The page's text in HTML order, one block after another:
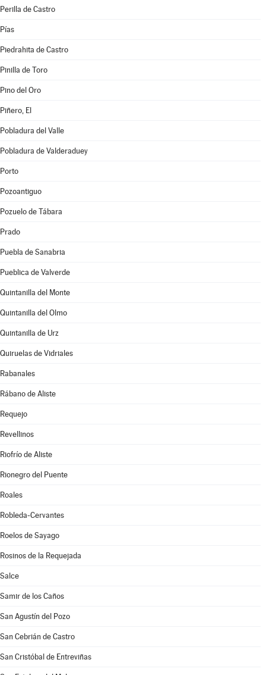
Perilla de Castro
Pías
Piedrahita de Castro
Pinilla de Toro
Pino del Oro
Piñero, El
Pobladura del Valle
Pobladura de Valderaduey
Porto
Pozoantiguo
Pozuelo de Tábara
Prado
Puebla de Sanabria
Pueblica de Valverde
Quintanilla del Monte
Quintanilla del Olmo
Quintanilla de Urz
Quiruelas de Vidriales
Rabanales
Rábano de Aliste
Requejo
Revellinos
Riofrío de Aliste
Rionegro del Puente
Roales
Robleda-Cervantes
Roelos de Sayago
Rosinos de la Requejada
Salce
Samir de los Caños
San Agustín del Pozo
San Cebrián de Castro
San Cristóbal de Entreviñas